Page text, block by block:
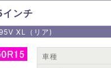
ンチ
XL（リア)
車種